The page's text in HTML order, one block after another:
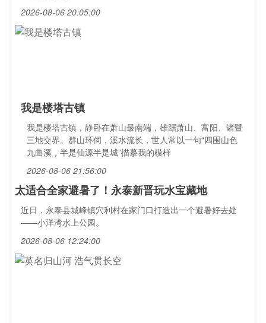
2026-08-06 20:05:00
我是楼塔古镇
我是楼塔古镇，静卧在萧山最南端，雄踞萧山、富阳、诸暨
三地交界。群山环伺，溪水流长，世人常以一句“四围山色
九曲溪，半是仙源半是城”描摹我的模样
2026-08-06 21:56:00
太适合全家避暑了！永泰新晋玩水宝藏地
近日，永泰县城峰镇穴利村在家门口打造出一个避暑好去处
——小洋湾水上公园。
2026-08-06 12:24:00